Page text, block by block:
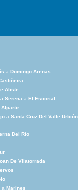
a Domingo Arenas
Aliste
Serena a El Escorial
Alpartir
a Santa Cruz Del Valle Urbión
Del Río
De Vilatorrada
a Marines